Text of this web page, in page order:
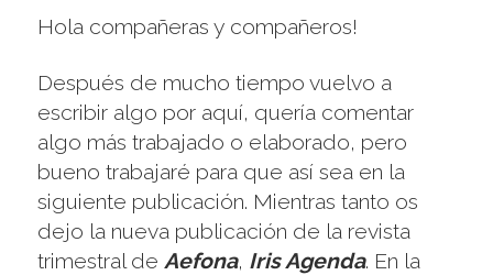
Hola compañeras y compañeros!
Después de mucho tiempo vuelvo a
escribir algo por aquí, quería comentar
algo más trabajado o elaborado, pero
bueno trabajaré para que así sea en la
siguiente publicación. Mientras tanto os
dejo la nueva publicación de la revista
trimestral de Aefona, Iris Agenda. En la